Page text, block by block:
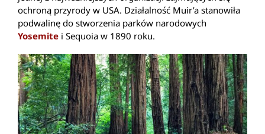
ochroną przyrody w USA. Działalność Muir’a stanowiła
podwalinę do stworzenia parków narodowych
Yosemite i Sequoia w 1890 roku.